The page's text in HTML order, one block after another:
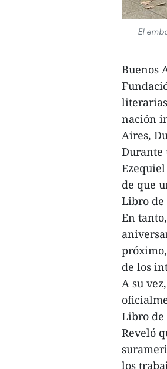
El
Buenos
nación
Aires,
Durante
de que
Libro de
En
de los
A su
Libro de
Reveló
los